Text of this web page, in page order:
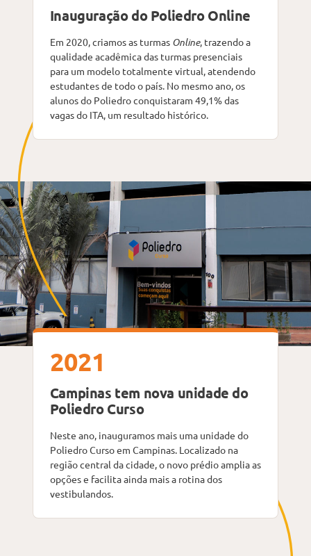
Inauguração do Poliedro Online
Em 2020, criamos as turmas Online, trazendo a
qualidade acadêmica das turmas presenciais
para um modelo totalmente virtual, atendendo
estudantes de todo o país. No mesmo ano, os
alunos do Poliedro conquistaram 49,1% das
vagas do ITA, um resultado histórico.
2021
Campinas tem nova unidade do
Poliedro Curso
Neste ano, inauguramos mais uma unidade do
Poliedro Curso em Campinas. Localizado na
região central da cidade, o novo prédio amplia as
opções e facilita ainda mais a rotina dos
vestibulandos.